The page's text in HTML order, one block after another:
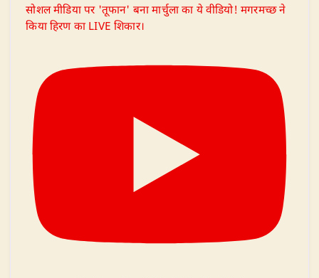
सोशल मीडिया पर 'तूफान' बना मार्चुला का ये वीडियो! मगरमच्छ ने
किया हिरण का LIVE शिकार।